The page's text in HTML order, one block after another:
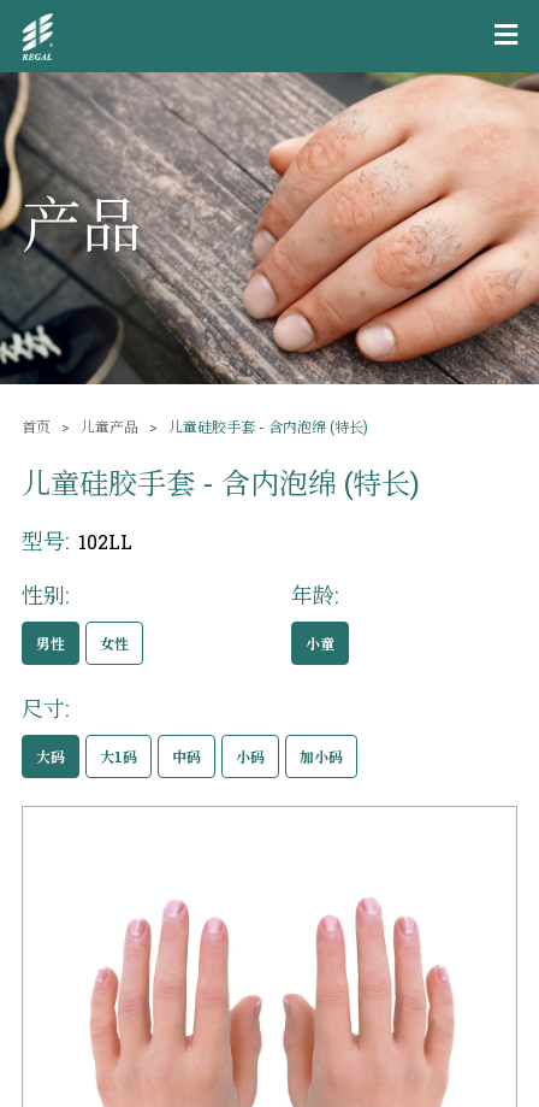
产品
首页 儿童产品 儿童硅胶手套 - 含内泡绵 (特长)
儿童硅胶手套 - 含内泡绵 (特长)
型号: 102LL
性别:
男性 女性
年龄:
小童
尺寸:
大码 大1码 中码 小码 加小码